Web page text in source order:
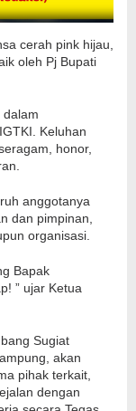
cerah pink hijau,
oleh Pj Bupati
dalam
Keluhan
honor,
anggotanya
dan pimpinan,
organisasi.
Bapak
” ujar Ketua
Sugiat
akan
pihak terkait,
dengan